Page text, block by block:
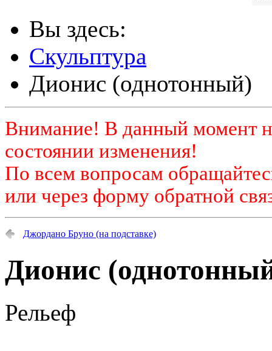
Вы здесь:
Скульптура
Дионис (однотонный)
Внимание! В данный момент
состоянии изменения!
По всем вопросам
или через форму обратной
Джордано Бруно (на подставке)
Дионис
Рельеф